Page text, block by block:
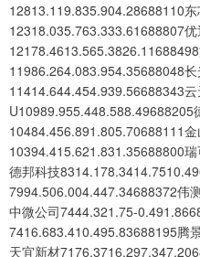
12813.119.835.904.28688110
12318.035.763.333.61688807
11986.264.083.954.35688048
11414.644.454.939.56688343云
U10989.955.448.588.49688205
10484.456.891.805.70688111
10394.415.621.831.35688800
德邦科技
7994.506.004.447.34688372伟
中微公司7444.321.75-
7416.683.410.495.83688195腾
天宜新材